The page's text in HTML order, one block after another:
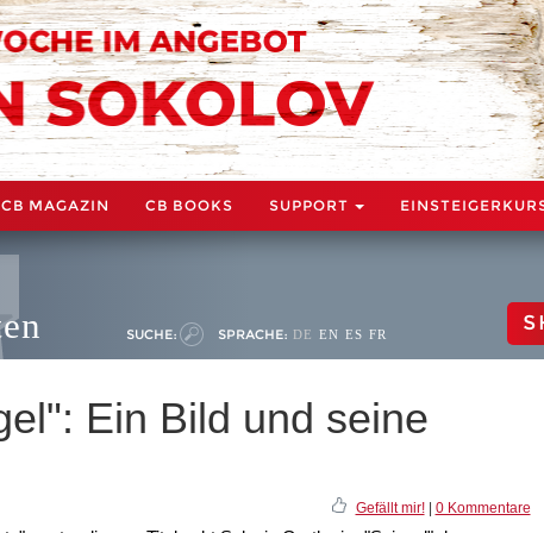
CB MAGAZIN CB BOOKS SUPPORT
SUCHE: SPRACHE: DE EN ES FR
Ein Bild und seine
Gefällt mir!| 0 Kommentare